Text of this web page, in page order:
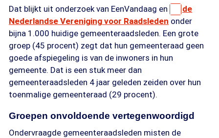
Dat blijkt uit onderzoek van EenVandaag en
de
Nederlandse Vereniging voor Raadsleden onder
bijna 1.000 huidige gemeenteraadsleden. Een grote
groep (45 procent) zegt dat hun gemeenteraad geen
goede afspiegeling is van de inwoners in hun
gemeente. Dat is een stuk meer dan
gemeenteraadsleden 4 jaar geleden zeiden over hun
toenmalige gemeenteraad (29 procent).
Groepen onvoldoende vertegenwoordigd
Ondervraagde gemeenteraadsleden misten de